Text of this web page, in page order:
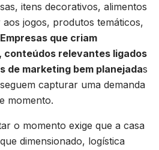
itens decorativos, alimentos
aos jogos, produtos temáticos,
Empresas que criam
conteúdos relevantes ligados
de marketing bem planejadas
capturar uma demanda
momento.
o momento exige que a casa
dimensionado, logística